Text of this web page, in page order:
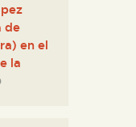
de
en el
la